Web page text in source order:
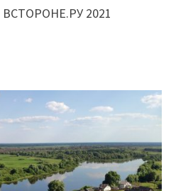
ВСТОРОНЕ.РУ 2021